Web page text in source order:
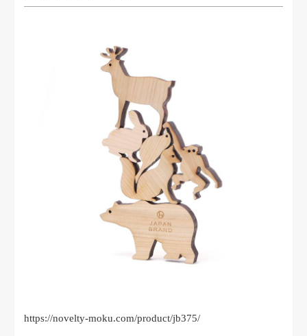
https://novelty-moku.com/product/jb375/